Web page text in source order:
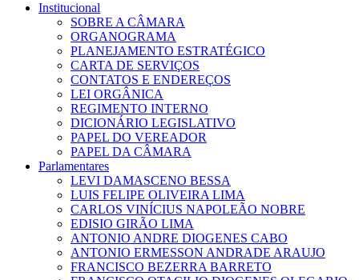
Institucional
SOBRE A CÂMARA
ORGANOGRAMA
PLANEJAMENTO ESTRATÉGICO
CARTA DE SERVIÇOS
CONTATOS E ENDEREÇOS
LEI ORGÂNICA
REGIMENTO INTERNO
DICIONÁRIO LEGISLATIVO
PAPEL DO VEREADOR
PAPEL DA CÂMARA
Parlamentares
LEVI DAMASCENO BESSA
LUIS FELIPE OLIVEIRA LIMA
CARLOS VINÍCIUS NAPOLEÃO NOBRE
EDISIO GIRÃO LIMA
ANTONIO ANDRE DIOGENES CABO
ANTONIO ERMESSON ANDRADE ARAUJO
FRANCISCO BEZERRA BARRETO